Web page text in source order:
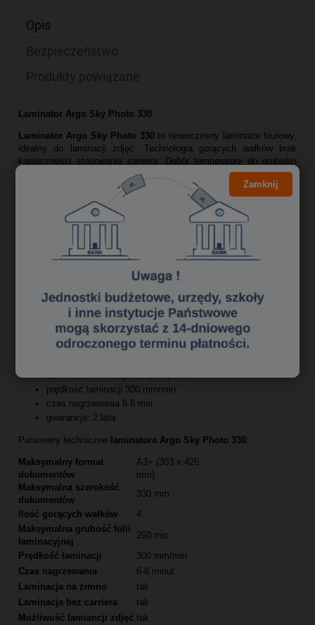
Opis
Laminator Argo Sky Photo 330
Laminator Argo Sky Photo 330to nowoczesny laminator biurowy,
idealny do laminacji zdjęć. Technologia gorących wałków brak
konieczności stosowania carriera. Dobór temperatury do grubości
folii laminacyjnej. Dioda sygnalizująca osiągnięcie temperatury
roboczej. Laminacja na gorąco lub na zimno. Funkcja cofania
umożliwiająca wycofanie źle włożonej folii. Maksymalna grubość
folii 250 mic. Maksymalna szerokość laminowania 330 mm.
funkcjonalny panel sterowania
dobór temperatury do grubości folii laminacyjnej
laminacja na gorąco lub na zimno
funkcja cofania umożliwiająca wycofanie źle włożonej folii
dioda sygnalizująca osiągnięcie temperatury roboczej
grubość folii laminacyjnej 60-250 mic
maksymalna grubość laminowanego dokumentu 0,7 mm
technologia 4 gorących wałków – eliminuje stosowanie
prędkość laminacji 300 mm/min
czas nagrzewania 6-8 min
gwarancja: 2 lata
Parametry techniczne laminatora Argo Sky Photo 330:
Maksymalny format
dokumentów
A3+ (303 x 426
mm)
Maksymalna szerokość
dokumentów
330 mm
Ilość gorących wałków
4
Maksymalna grubość folii
laminacyjnej
250 mic
Prędkość laminacji
300 mm/min
Czas nagrzewania
6-8 minut
Laminacja na zimno
tak
Laminacja bez carriera
tak
Możliwość lamiancji zdjęć tak
Zamknij